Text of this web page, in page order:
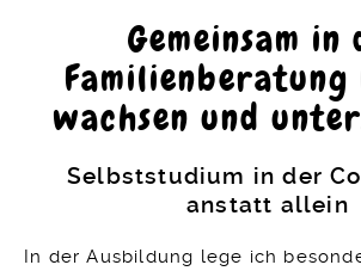
Praxis
Erhalte hier praktische
spätere Tätigkeit und lerne, wie
oder Seminare hältst,
Gemeinsam in
Familienberatung
wachsen und
Selbststudium in der
anstatt allein
In der Ausbildung lege ich